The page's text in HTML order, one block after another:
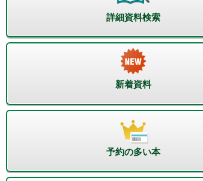
詳細資料検索
新着資料
予約の多い本